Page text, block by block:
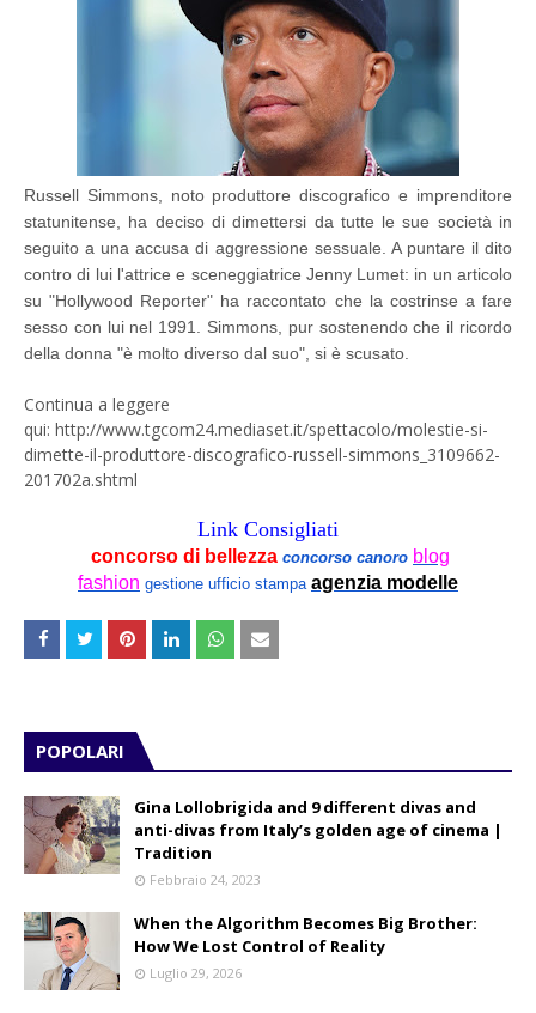
Russell Simmons, noto produttore discografico e imprenditore
statunitense, ha deciso di dimettersi da tutte le sue società in
seguito a una accusa di aggressione sessuale. A puntare il dito
contro di lui l'attrice e sceneggiatrice Jenny Lumet: in un articolo
su "Hollywood Reporter" ha raccontato che la costrinse a fare
sesso con lui nel 1991. Simmons, pur sostenendo che il ricordo
della donna "è molto diverso dal suo", si è scusato.
Continua a leggere
qui: http://www.tgcom24.mediaset.it/spettacolo/molestie-si-
dimette-il-produttore-discografico-russell-simmons_3109662-
201702a.shtml
Link Consigliati
concorso di bellezza concorso canoro blog
fashion gestione ufficio stampa agenzia modelle
POPOLARI
Gina Lollobrigida and 9 different divas and
anti-divas from Italy’s golden age of cinema |
Tradition
Febbraio 24, 2023
When the Algorithm Becomes Big Brother:
How We Lost Control of Reality
Luglio 29, 2026